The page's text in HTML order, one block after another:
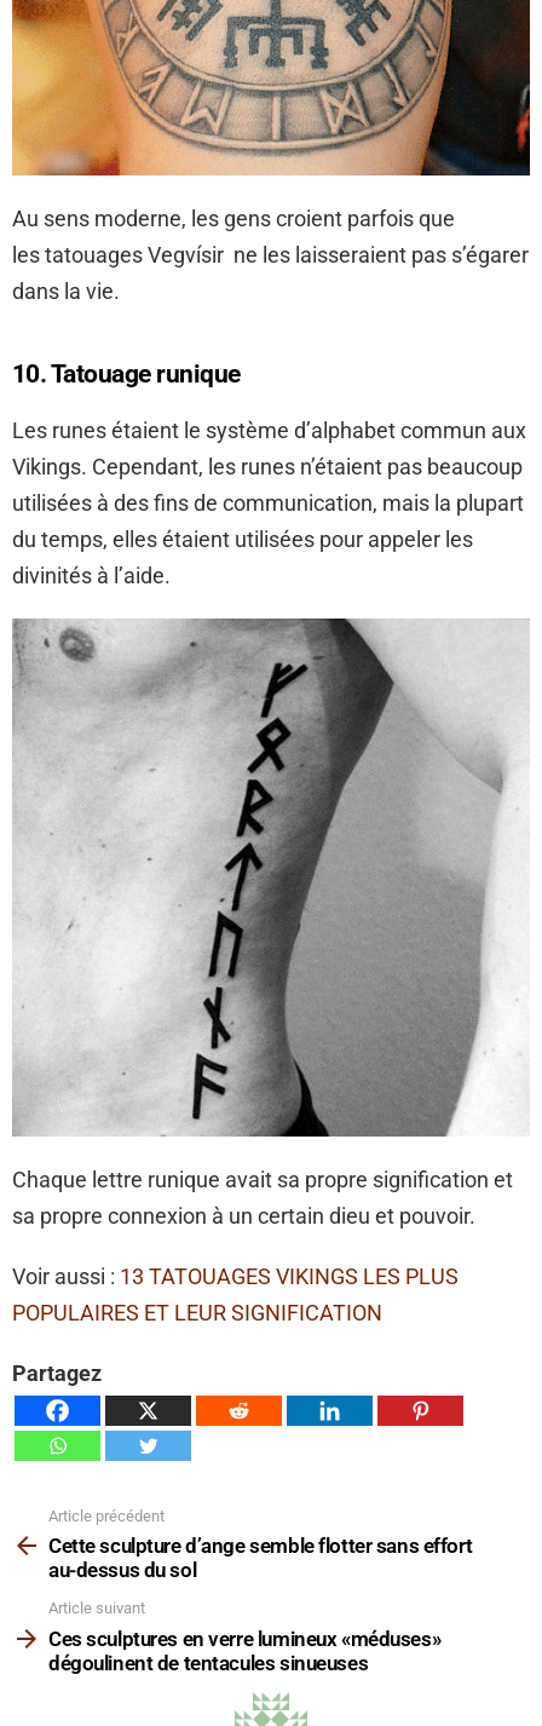
Au sens moderne, les gens croient parfois que
les tatouages Vegvísir ne les laisseraient pas s’égarer
dans la vie.
10. Tatouage runique
Les runes étaient le système d’alphabet commun aux
Vikings. Cependant, les runes n’étaient pas beaucoup
utilisées à des fins de communication, mais la plupart
du temps, elles étaient utilisées pour appeler les
divinités à l’aide.
Chaque lettre runique avait sa propre signification et
sa propre connexion à un certain dieu et pouvoir.
Voir aussi : 13 TATOUAGES ​​VIKINGS LES PLUS
POPULAIRES ET LEUR SIGNIFICATION
Partagez
plus
Article précédent
Cette sculpture d’ange semble flotter sans effort
au-dessus du sol
Article suivant
Ces sculptures en verre lumineux «méduses»
dégoulinent de tentacules sinueuses